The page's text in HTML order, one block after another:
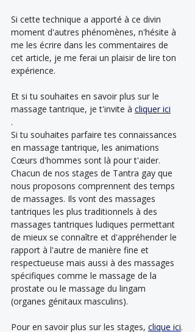
Si cette technique a apporté à ce divin
moment d'autres phénomènes, n'hésite à
me les écrire dans les commentaires de
cet article, je me ferai un plaisir de lire ton
expérience.
Et si tu souhaites en savoir plus sur le
massage tantrique, je t'invite à cliquer ici
.
Si tu souhaites parfaire tes connaissances
en massage tantrique, les animations
Cœurs d'hommes sont là pour t'aider.
Chacun de nos stages de Tantra gay que
nous proposons comprennent des temps
de massages. Ils vont des massages
tantriques les plus traditionnels à des
massages tantriques ludiques permettant
de mieux se connaître et d'appréhender le
rapport à l'autre de manière fine et
respectueuse mais aussi à des massages
spécifiques comme le massage de la
prostate ou le massage du lingam
(organes génitaux masculins).
Pour en savoir plus sur les stages, clique ici.